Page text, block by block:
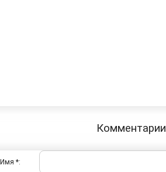
Комментарии
Имя *: